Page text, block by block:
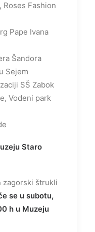
Roses Fashion
Pape Ivana
Šandora
Sejem
SŠ Zabok
Vodeni park
Staro
zagorski štrukli
se u subotu,
h u Muzeju